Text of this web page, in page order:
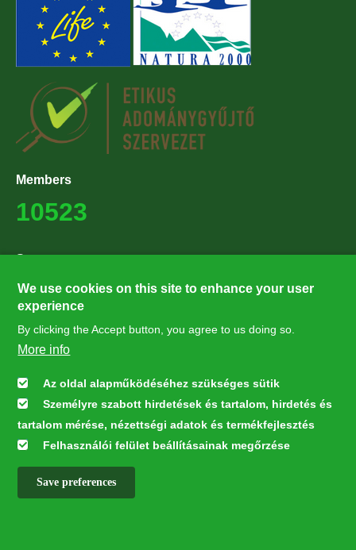
Members
10523
Supporters
27224
Hírlevél feliratkozás
Feliratkozás
We use cookies on this site to enhance your user
experience
By clicking the Accept button, you agree to us doing so.
More info
Az oldal alapműködéséhez szükséges sütik
Személyre szabott hirdetések és tartalom, hirdetés és
tartalom mérése, nézettségi adatok és termékfejlesztés
Felhasználói felület beállításainak megőrzése
Save preferences